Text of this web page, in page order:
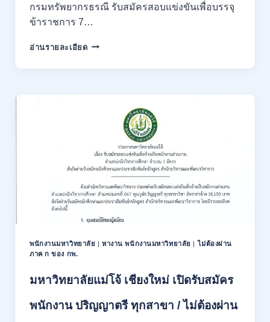
กรมทรัพยากรธรณี รับสมัครสอบแข่งขันเพื่อบรรจุ
ข้าราชการ 7…
อ่านรายละเอียดกรม
เปิด
สมัคร
ข้าราชการ
28
/
ปวส.
ป.ตรี
สาขา
สมัคร
ONLINE
ก.ค.
พนักงานมหาวิทยาลัย |หางาน พนักงานมหาวิทยาลัย
ไม่ต้องผ่าน
ภาค ก ของ กพ.
มหาวิทยาลัยแม่โจ้ เชียงใหม่ เปิดรับสมัคร
พนักงาน ปริญญาตรี ทุกสาขา / ไม่ต้องผ่าน